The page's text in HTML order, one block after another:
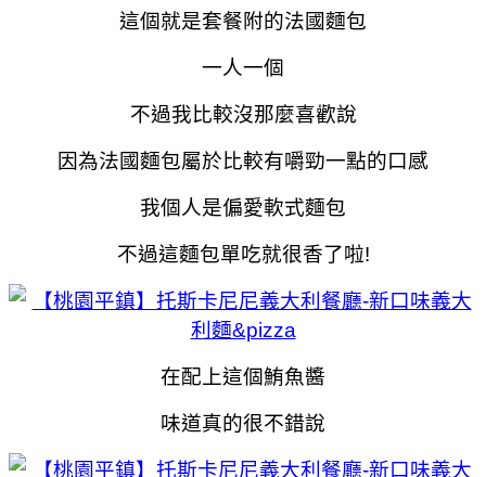
這個就是套餐附的法國麵包
一人一個
不過我比較沒那麼喜歡說
因為法國麵包屬於比較有嚼勁一點的口感
我個人是偏愛軟式麵包
不過這麵包單吃就很香了啦!
在配上這個鮪魚醬
味道真的很不錯說